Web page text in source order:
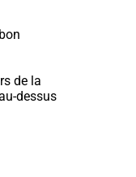
de la
dessus